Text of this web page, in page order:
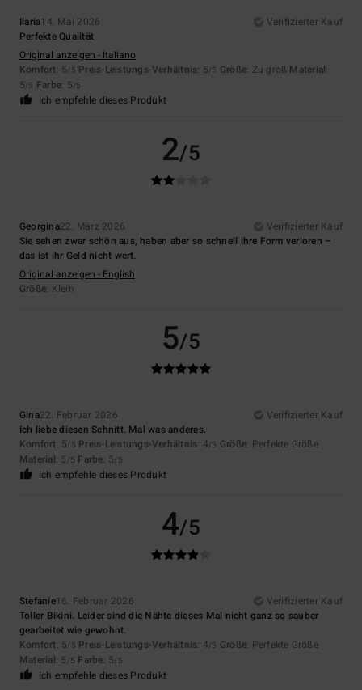
Ilaria14. Mai 2026
Verifizierter Kauf
Perfekte Qualität
Original anzeigen - Italiano
Komfort: 5/5 Preis-Leistungs-Verhältnis: 5/5 Größe: Zu groß Material:
5/5 Farbe: 5/5
Ich empfehle dieses Produkt
2/5
Georgina22. März 2026
Verifizierter Kauf
Sie sehen zwar schön aus, haben aber so schnell ihre Form verloren –
das ist ihr Geld nicht wert.
Original anzeigen - English
Größe: Klein
5/5
Gina22. Februar 2026
Verifizierter Kauf
Ich liebe diesen Schnitt. Mal was anderes.
Komfort: 5/5 Preis-Leistungs-Verhältnis: 4/5 Größe: Perfekte Größe
Material: 5 /5 Farbe: 5/5
Ich empfehle dieses Produkt
4/5
Stefanie16. Februar 2026
Verifizierter Kauf
Toller Bikini. Leider sind die Nähte dieses Mal nicht ganz so sauber
gearbeitet wie gewohnt.
Komfort: 5/5 Preis-Leistungs-Verhältnis: 4/5 Größe: Perfekte Größe
Material: 5 /5 Farbe: 5/5
Ich empfehle dieses Produkt